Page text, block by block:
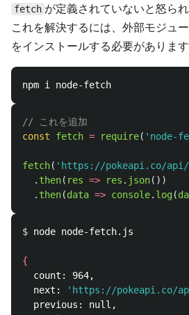
fetch が定義されていないと怒られ
これを解決するには、外部モジュ
をインストールする必要があります
// これを追加
const
fetch = require( ' node-
fetch( ' https://pokeapi.co/api/
. then( res => res . json())
. then(data => console. log(
$ node node-fetch.js
{
  count: 964,
  next:
'https://pokeapi.co/
  previous: null,